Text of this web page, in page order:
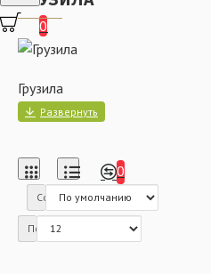
0
Грузила
0
Сортировка:
Показать: